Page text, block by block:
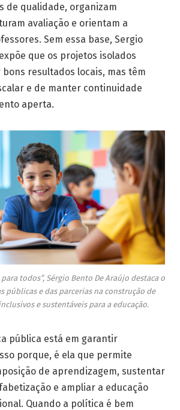
de qualidade, organizam
avaliação e orientam a
Sem essa base, Sergio
que os projetos isolados
resultados locais, mas têm
e de manter continuidade
aperta.
todos”, Sérgio Bento De Araújo destaca o
públicas e das parcerias na construção de
e sustentáveis para a educação.
pública está em garantir
porque, é ela que permite
de aprendizagem, sustentar
e ampliar a educação
Quando a política é bem